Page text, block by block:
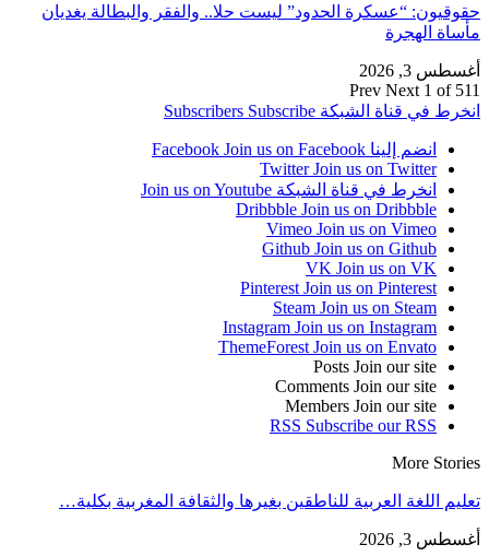
حقوقيون: “عسكرة الحدود” ليست حلا.. والفقر والبطالة يغديان
مأساة الهجرة
أغسطس 3, 2026
Prev Next 1 of 511
انخرط في قناة الشبكة
Subscribers Subscribe
انضم إلينا Facebook Join us on Facebook
Twitter Join us on Twitter
انخرط في قناة الشبكة Join us on Youtube
Dribbble Join us on Dribbble
Vimeo Join us on Vimeo
Github Join us on Github
VK Join us on VK
Pinterest Join us on Pinterest
Steam Join us on Steam
Instagram Join us on Instagram
ThemeForest Join us on Envato
Posts Join our site
Comments Join our site
Members Join our site
RSS Subscribe our RSS
More Stories
تعليم اللغة العربية للناطقين بغيرها والثقافة المغربية بكلية…
أغسطس 3, 2026